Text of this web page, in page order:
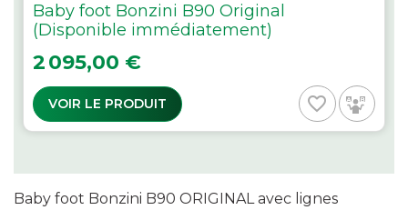
Baby foot Bonzini B90 Original
(Disponible immédiatement)
Prix
2 095,00 €
VOIR LE PRODUIT favorite_border
Baby foot Bonzini B90 ORIGINAL avec lignes